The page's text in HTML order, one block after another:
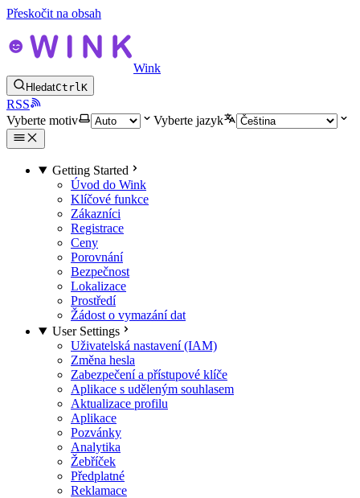
Přeskočit na obsah
Wink
HledatCtrlK
RSS
Vyberte motiv
Vyberte jazyk
Getting Started
Úvod do Wink
Klíčové funkce
Zákazníci
Registrace
Ceny
Porovnání
Bezpečnost
Lokalizace
Prostředí
Žádost o vymazání dat
User Settings
Uživatelská nastavení (IAM)
Změna hesla
Zabezpečení a přístupové klíče
Aplikace s uděleným souhlasem
Aktualizace profilu
Aplikace
Pozvánky
Analytika
Žebříček
Předplatné
Reklamace